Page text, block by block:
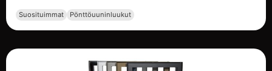
Suosituimmat Pönttöuuninluukut